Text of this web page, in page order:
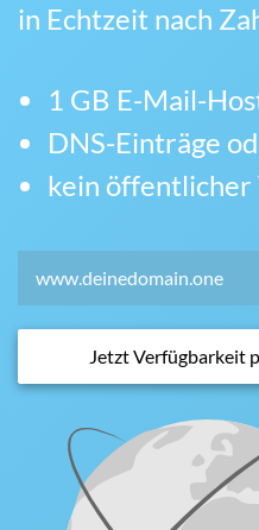
in Echtzeit nach
1 GB E-Mail-
DNS-Einträge
kein
Jetzt Verfügbarkeit